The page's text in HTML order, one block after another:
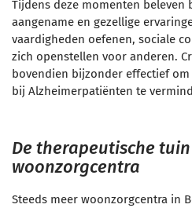
Tijdens deze momenten beleven
aangename en gezellige
vaardigheden oefenen, sociale
zich openstellen voor anderen.
bovendien bijzonder effectief
bij Alzheimerpatiënten te
De therapeutische
woonzorgcentra
Steeds meer woonzorgcentra in